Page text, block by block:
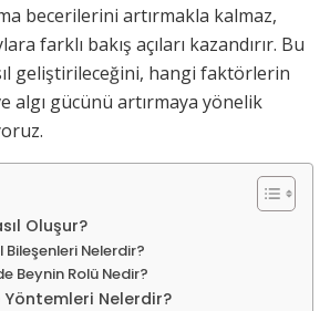
becerilerini artırmakla kalmaz,
farklı bakış açıları kazandırır. Bu
geliştirileceğini, hangi faktörlerin
algı gücünü artırmaya yönelik
Oluşur?
Bileşenleri Nelerdir?
Beynin Rolü Nedir?
Yöntemleri Nelerdir?